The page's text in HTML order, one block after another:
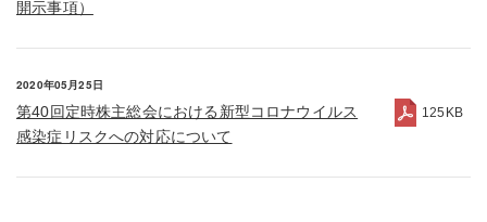
開示事項）
2020年05月25日
第40回定時株主総会における新型コロナウイルス
感染症リスクへの対応について
125KB